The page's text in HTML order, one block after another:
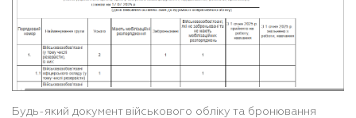
Будь-який документ військового обліку та бронювання